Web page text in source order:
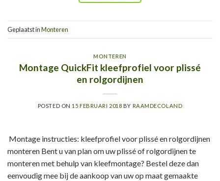
Geplaatst inMonteren
MONTEREN
Montage QuickFit kleefprofiel voor plissé
en rolgordijnen
POSTED ON 15 FEBRUARI 2018 BY RAAMDECOLAND
Montage instructies: kleefprofiel voor plissé en rolgordijnen
monteren Bent u van plan om uw plissé of rolgordijnen te
monteren met behulp van kleefmontage? Bestel deze dan
eenvoudig mee bij de aankoop van uw op maat gemaakte